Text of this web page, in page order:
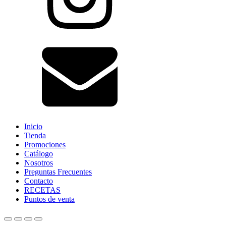
Inicio
Tienda
Promociones
Catálogo
Nosotros
Preguntas Frecuentes
Contacto
RECETAS
Puntos de venta